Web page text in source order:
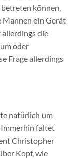
können,
Mannen ein Gerät
allerdings die
oder
Frage allerdings
natürlich um
faltet
Christopher
Kopf, wie